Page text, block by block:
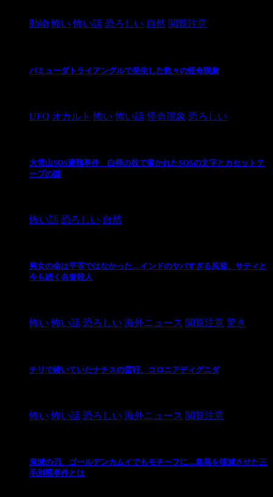
動物 怖い 怖い話 恐ろしい 自然 閲覧注意
バミューダトライアングルで発生した数々の怪奇現象
UFO オカルト 怖い 怖い話 怪奇現象 恐ろしい
大雪山SOS遭難事件 白樺の枝で書かれたSOSの文字とカセットテ
ープの謎
怖い話 恐ろしい 自然
男女の命は平等ではなかった…インドのヤバすぎる風習、サティと
今も続く名誉殺人
怖い 怖い話 恐ろしい 海外ニュース 閲覧注意 驚き
チリで続いていたナチスの蛮行、コロニアディグニダ
怖い 怖い話 恐ろしい 海外ニュース 閲覧注意
鬼滅の刃、ゴールデンカムイでもモチーフに…集落を壊滅させた三
毛別羆事件とは